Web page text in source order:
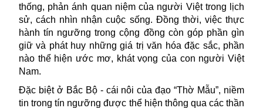
thống, phản ánh quan niệm của người Việt trong lịch
sử, cách nhìn nhận cuộc sống. Đồng thời, việc thực
hành tín ngưỡng trong cộng đồng còn góp phần gìn
giữ và phát huy những giá trị văn hóa đặc sắc, phần
nào thể hiện ước mơ, khát vọng của con người Việt
Nam.
Đặc biệt ở Bắc Bộ - cái nôi của đạo “Thờ Mẫu”, niềm
tin trong tín ngưỡng được thể hiện thông qua các thần